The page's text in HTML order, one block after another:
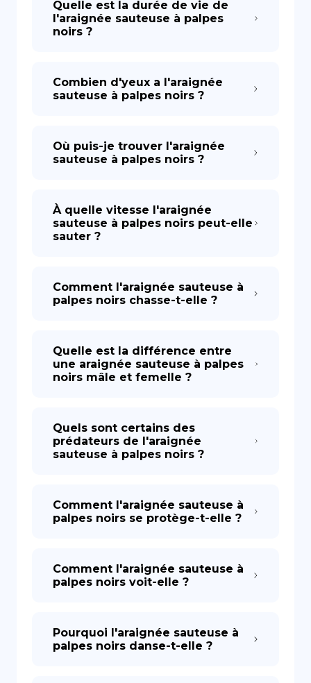
Quelle est la durée de vie de
l'araignée sauteuse à palpes
noirs ?
Combien d'yeux a l'araignée
sauteuse à palpes noirs ?
Où puis-je trouver l'araignée
sauteuse à palpes noirs ?
À quelle vitesse l'araignée
sauteuse à palpes noirs peut-elle
sauter ?
Comment l'araignée sauteuse à
palpes noirs chasse-t-elle ?
Quelle est la différence entre
une araignée sauteuse à palpes
noirs mâle et femelle ?
Quels sont certains des
prédateurs de l'araignée
sauteuse à palpes noirs ?
Comment l'araignée sauteuse à
palpes noirs se protège-t-elle ?
Comment l'araignée sauteuse à
palpes noirs voit-elle ?
Pourquoi l'araignée sauteuse à
palpes noirs danse-t-elle ?